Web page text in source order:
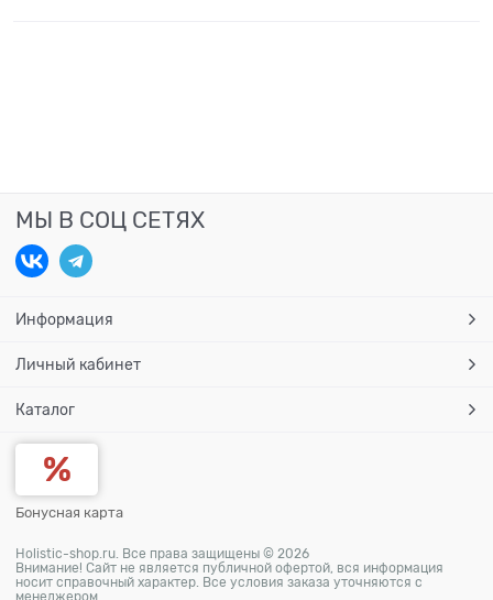
МЫ В СОЦ СЕТЯХ
Информация
Личный кабинет
Каталог
Бонусная карта
Holistic-shop.ru. Все права защищены © 2026
Внимание! Сайт не является публичной офертой, вся информация
носит справочный характер. Все условия заказа уточняются с
менеджером